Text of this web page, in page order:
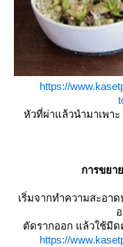
https://
หัวที่ผ่าแล้วนำมาเพาะ
การขยา
เริ่มจากทำความสะอา
ตัดรากออก แล้วใช้มี
https://